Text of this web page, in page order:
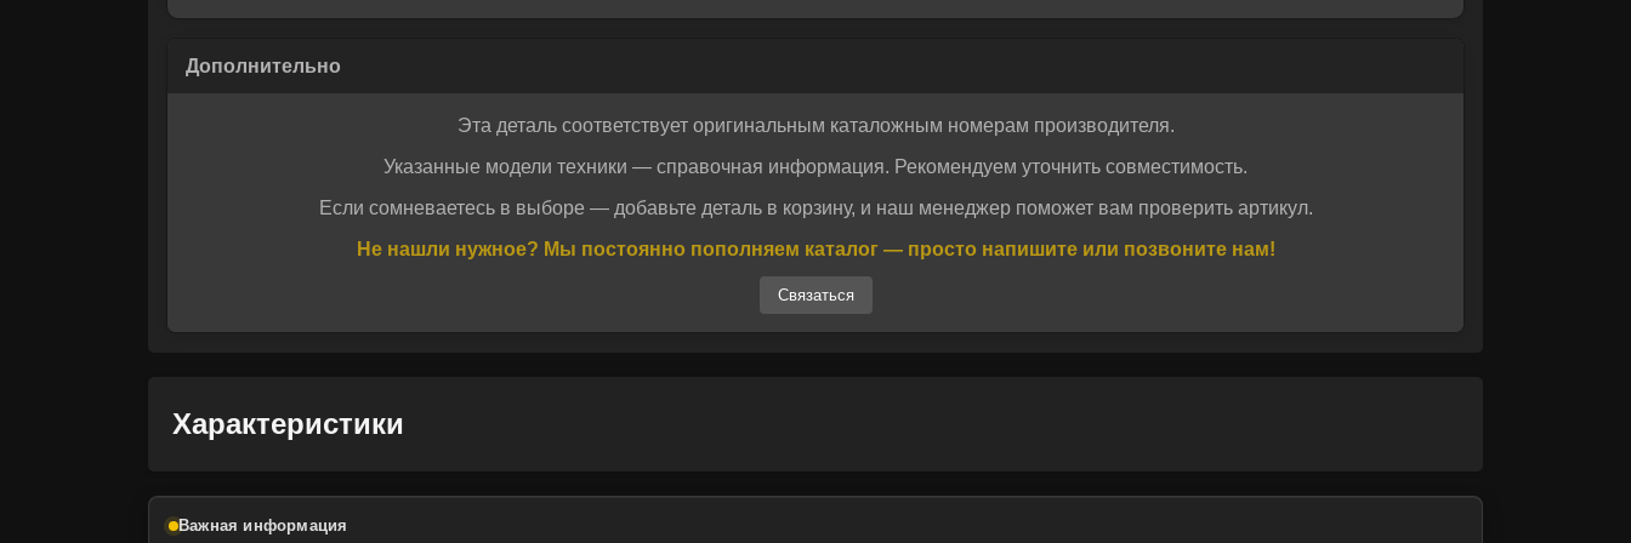
Отправить
Политика конфиденциальности
Отправить
Даю своё согласие на обработку персональных данных.Политика конфиденциальности
Эта деталь соответствует оригинальным каталожным номерам производителя.
Указанные модели техники — справочная информация. Рекомендуем уточнить совместимость.
Если сомневаетесь в выборе — добавьте деталь в корзину, и наш менеджер поможет вам проверить артикул.
Не нашли нужное? Мы постоянно пополняем каталог — просто напишите или позвоните нам!
Связаться
Характеристики
Важная информация